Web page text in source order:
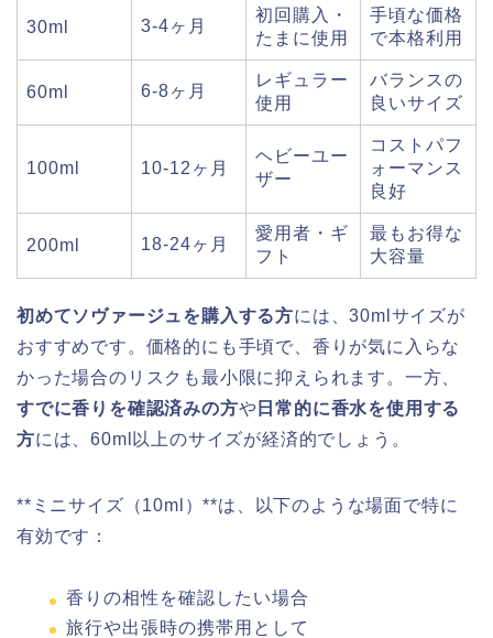
30ml 3-4ヶ月
初回購入・
たまに使用
手頃な価格
で本格利用
60ml 6-8ヶ月
レギュラー
使用
バランスの
良いサイズ
100ml 10-12ヶ月
ヘビーユー
ザー
コストパフ
ォーマンス
良好
200ml 18-24ヶ月
愛用者・ギ
フト
最もお得な
大容量
初めてソヴァージュを購入する方には、30mlサイズが
おすすめです。価格的にも手頃で、香りが気に入らな
かった場合のリスクも最小限に抑えられます。一方、
すでに香りを確認済みの方や 日常的に香水を使用する
方には、60ml以上のサイズが経済的でしょう。
**ミニサイズ（10ml）**は、以下のような場面で特に
有効です：
香りの相性を確認したい場合
旅行や出張時の携帯用として